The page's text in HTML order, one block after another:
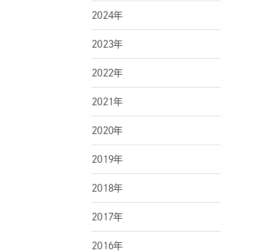
2024年
2023年
2022年
2021年
2020年
2019年
2018年
2017年
2016年